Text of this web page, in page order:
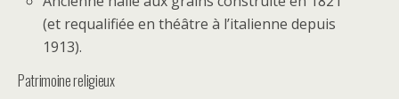
(et requalifiée en théâtre à l’italienne depuis
1913).
Patrimoine religieux